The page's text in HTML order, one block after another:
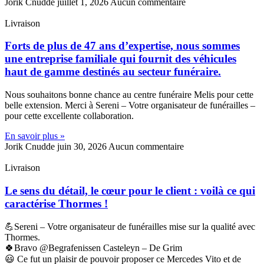
Livraison
Forts de plus de 47 ans d’expertise, nous sommes
une entreprise familiale qui fournit des véhicules
haut de gamme destinés au secteur funéraire.
Nous souhaitons bonne chance au centre funéraire Melis pour cette
belle extension. Merci à Sereni – Votre organisateur de funérailles –
pour cette excellente collaboration.
En savoir plus »
Jorik Cnudde juin 30, 2026 Aucun commentaire
Livraison
Le sens du détail, le cœur pour le client : voilà ce qui
caractérise Thormes !
💪Sereni – Votre organisateur de funérailles mise sur la qualité avec
Thormes.
🍀Bravo @Begrafenissen Casteleyn – De Grim
😃 Ce fut un plaisir de pouvoir proposer ce Mercedes Vito et de